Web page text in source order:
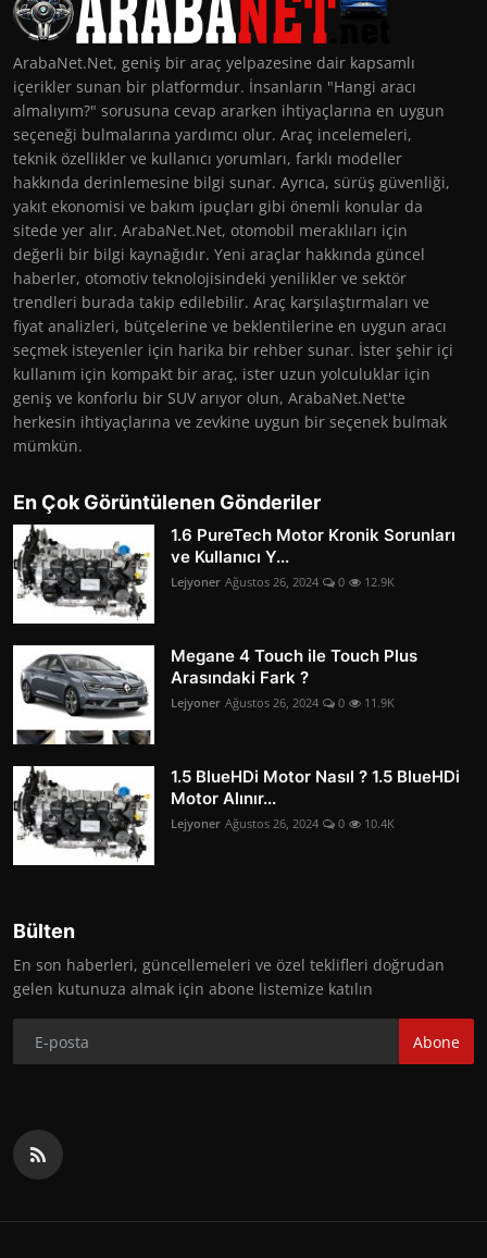
ArabaNet.Net, geniş bir araç yelpazesine dair kapsamlı
içerikler sunan bir platformdur. İnsanların "Hangi aracı
almalıyım?" sorusuna cevap ararken ihtiyaçlarına en uygun
seçeneği bulmalarına yardımcı olur. Araç incelemeleri,
teknik özellikler ve kullanıcı yorumları, farklı modeller
hakkında derinlemesine bilgi sunar. Ayrıca, sürüş güvenliği,
yakıt ekonomisi ve bakım ipuçları gibi önemli konular da
sitede yer alır. ArabaNet.Net, otomobil meraklıları için
değerli bir bilgi kaynağıdır. Yeni araçlar hakkında güncel
haberler, otomotiv teknolojisindeki yenilikler ve sektör
trendleri burada takip edilebilir. Araç karşılaştırmaları ve
fiyat analizleri, bütçelerine ve beklentilerine en uygun aracı
seçmek isteyenler için harika bir rehber sunar. İster şehir içi
kullanım için kompakt bir araç, ister uzun yolculuklar için
geniş ve konforlu bir SUV arıyor olun, ArabaNet.Net'te
herkesin ihtiyaçlarına ve zevkine uygun bir seçenek bulmak
mümkün.
En Çok Görüntülenen Gönderiler
1.6 PureTech Motor Kronik Sorunları
ve Kullanıcı Y...
Lejyoner Ağustos 26, 2024 0 12.9K
Megane 4 Touch ile Touch Plus
Arasındaki Fark ?
Lejyoner Ağustos 26, 2024 0 11.9K
1.5 BlueHDi Motor Nasıl ? 1.5 BlueHDi
Motor Alınır...
Lejyoner Ağustos 26, 2024 0 10.4K
Bülten
En son haberleri, güncellemeleri ve özel teklifleri doğrudan
gelen kutunuza almak için abone listemize katılın
Abone